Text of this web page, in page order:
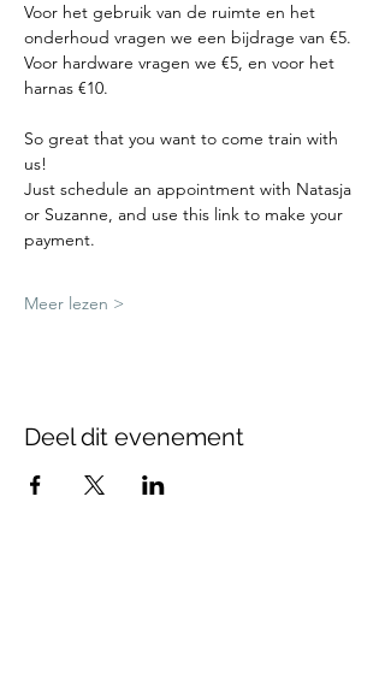
Voor het gebruik van de ruimte en het
onderhoud vragen we een bijdrage van €5.
Voor hardware vragen we €5, en voor het
harnas €10.
So great that you want to come train with
us!
Just schedule an appointment with Natasja
or Suzanne, and use this link to make your
payment.
Meer lezen >
Deel dit evenement